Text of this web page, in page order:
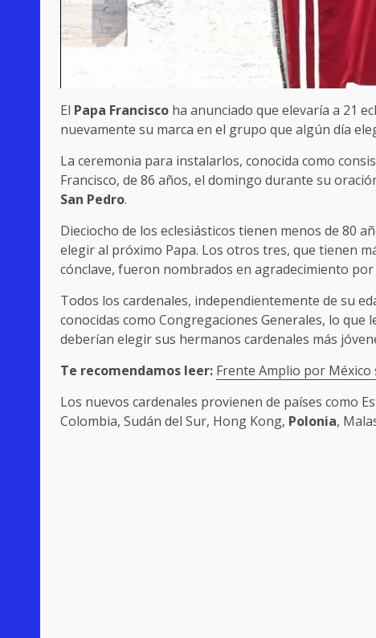
El Papa Francisco ha anunciado que elevaría a 21
nuevamente su marca en el grupo que algún día
La ceremonia para instalarlos, conocida como
Francisco, de 86 años, el domingo durante su
San Pedro.
Dieciocho de los eclesiásticos tienen menos de 80
elegir al próximo Papa. Los otros tres, que tienen
cónclave, fueron nombrados en agradecimiento
Todos los cardenales, independientemente de su
conocidas como Congregaciones Generales, lo
deberían elegir sus hermanos cardenales más
Te recomendamos leer: Frente Amplio por
Los nuevos cardenales provienen de países como
Colombia, Sudán del Sur, Hong Kong, Polonia,